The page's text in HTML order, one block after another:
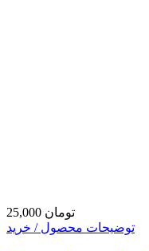
25,000 تومان
توضیحات محصول / خرید